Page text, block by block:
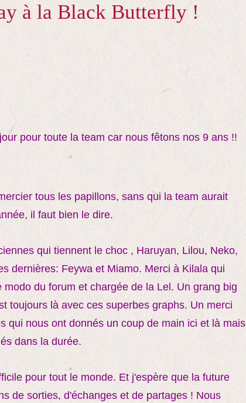
à la Black Butterfly !
pour toute la team car nous fêtons nos 9 ans !!
tous les papillons, sans qui la team aurait
il faut bien le dire.
qui tiennent le choc , Haruyan, Lilou, Neko,
dernières: Feywa et Miamo. Merci à Kilala qui
modo du forum et chargée de la Lel. Un grang big
toujours là avec ces superbes graphs. Un merci
qui nous ont donnés un coup de main ici et là mais
dans la durée.
pour tout le monde. Et j'espère que la future
de sorties, d'échanges et de partages ! Nous